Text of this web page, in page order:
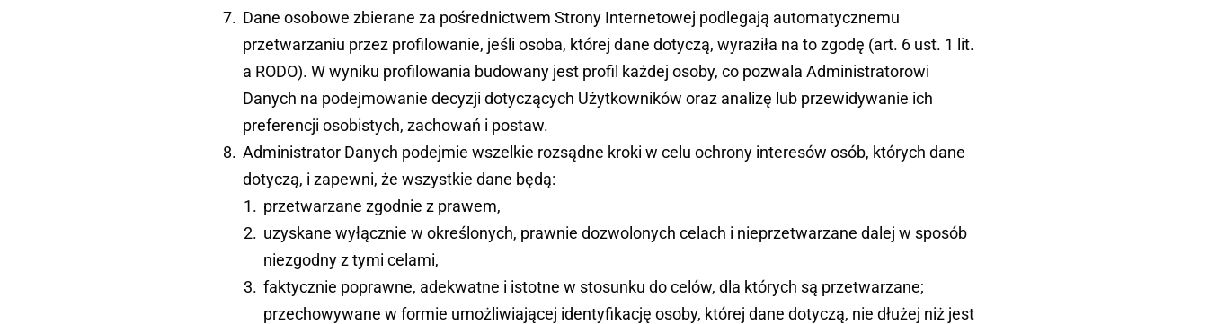
Dane osobowe zbierane za pośrednictwem Strony Internetowej podlegają automatycznemu
przetwarzaniu przez profilowanie, jeśli osoba, której dane dotyczą, wyraziła na to zgodę (art. 6 ust. 1 lit.
a RODO). W wyniku profilowania budowany jest profil każdej osoby, co pozwala Administratorowi
Danych na podejmowanie decyzji dotyczących Użytkowników oraz analizę lub przewidywanie ich
preferencji osobistych, zachowań i postaw.
Administrator Danych podejmie wszelkie rozsądne kroki w celu ochrony interesów osób, których dane
dotyczą, i zapewni, że wszystkie dane będą:
przetwarzane zgodnie z prawem,
uzyskane wyłącznie w określonych, prawnie dozwolonych celach i nieprzetwarzane dalej w sposób
niezgodny z tymi celami,
faktycznie poprawne, adekwatne i istotne w stosunku do celów, dla których są przetwarzane;
przechowywane w formie umożliwiającej identyfikację osoby, której dane dotyczą, nie dłużej niż jest